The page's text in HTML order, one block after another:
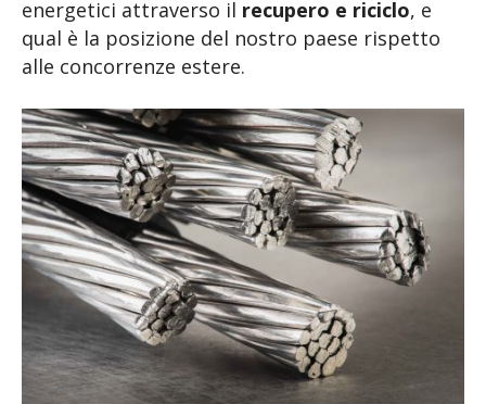
energetici attraverso il recupero e riciclo, e
qual è la posizione del nostro paese rispetto
alle concorrenze estere.